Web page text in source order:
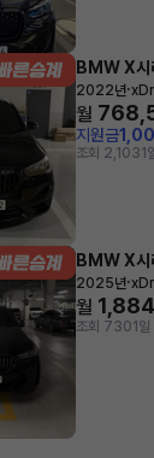
BMW X시
2022년·
월
지원금
조회 2,1031
BMW X시
2025년·
월
조회 7301일